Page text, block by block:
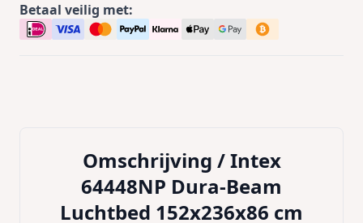
Betaal veilig met:
Omschrijving /Intex
64448NP Dura-Beam
Luchtbed 152x236x86 cm